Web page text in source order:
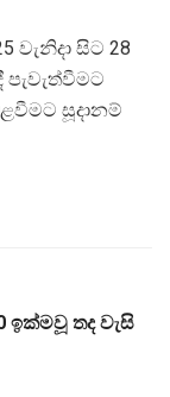
සිට 28
පැවැත්වීමට
සූදානම්
ඉක්මවූ තද වැසි